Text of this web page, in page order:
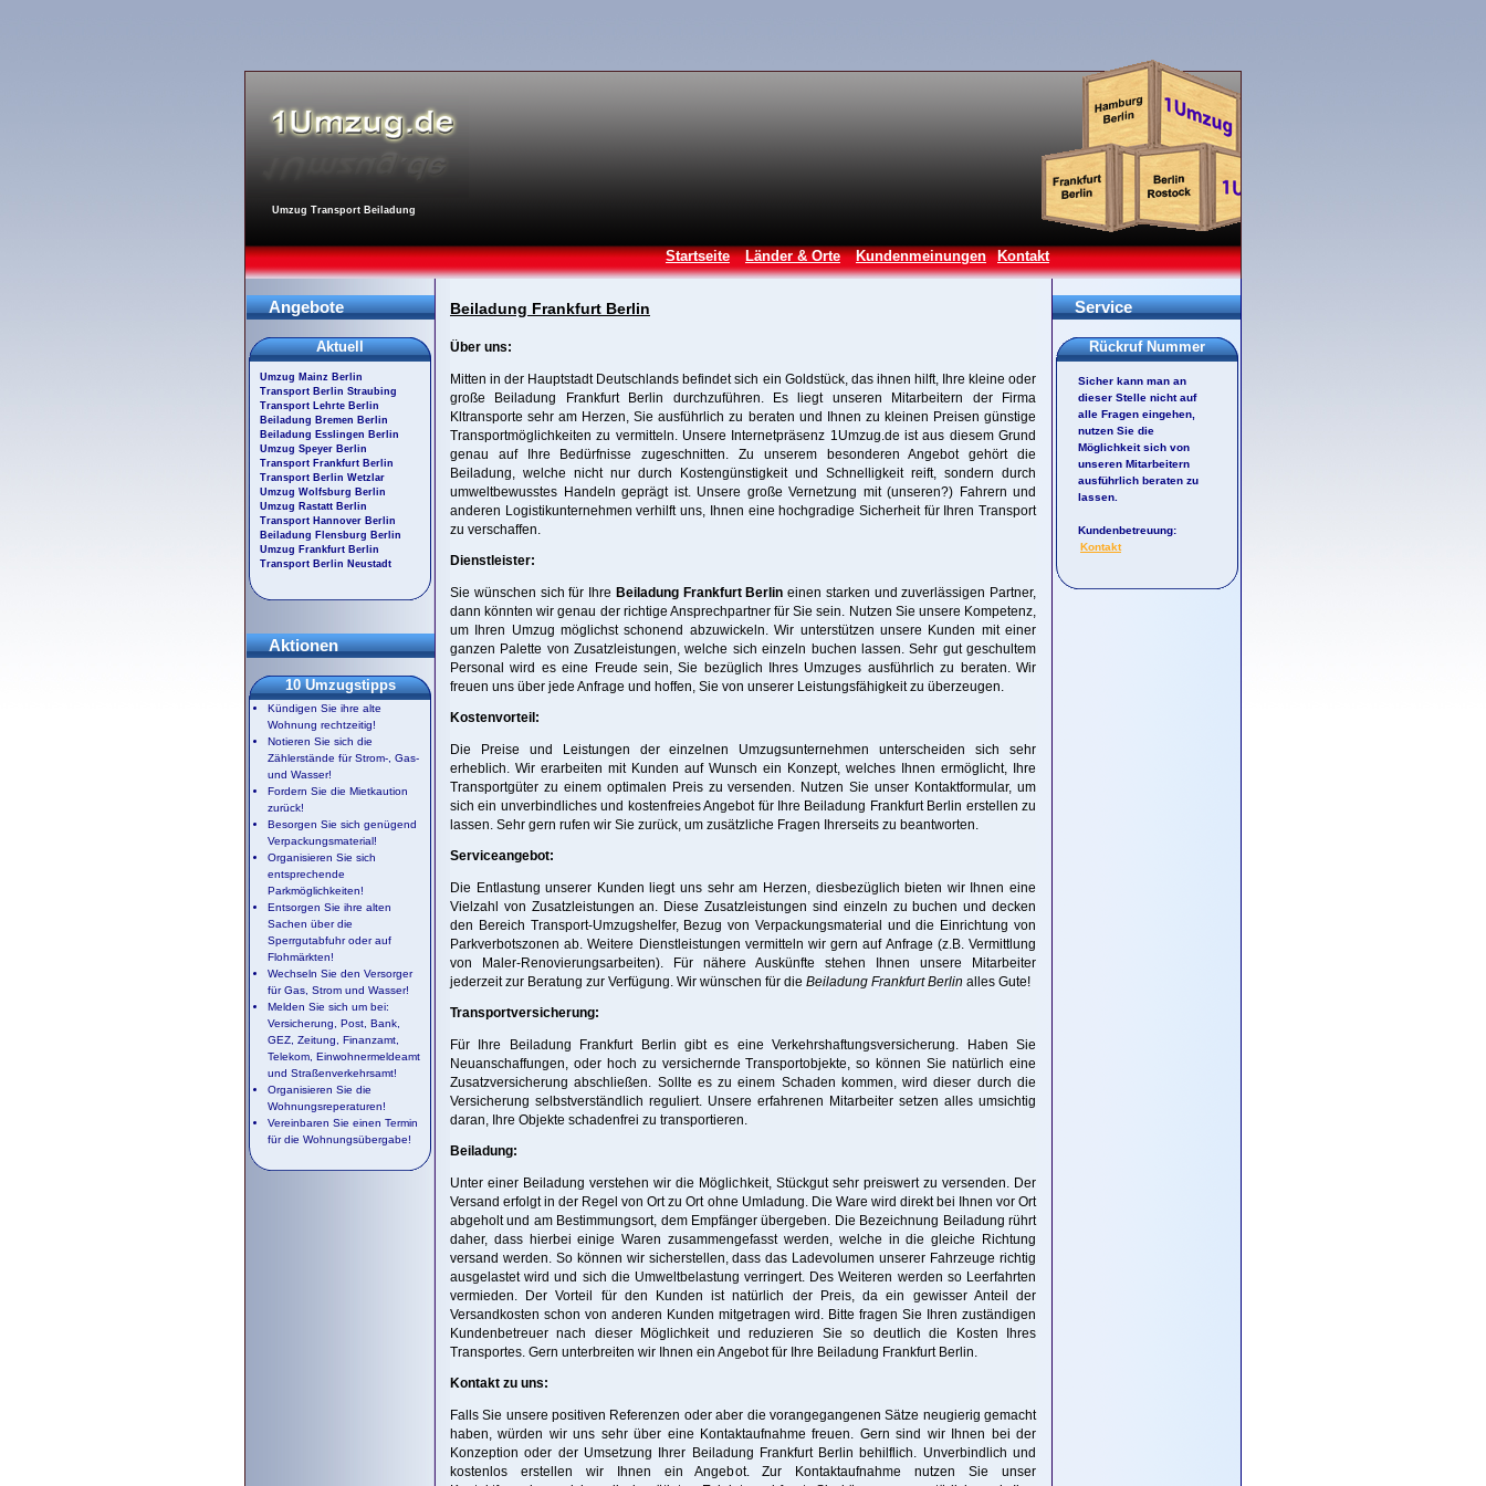
Umzug Transport Beiladung
Startseite Länder & Orte Kundenmeinungen Kontakt
Beiladung Frankfurt Berlin
Über uns:
Mitten in der Hauptstadt Deutschlands befindet sich ein Goldstück, das ihnen hilft, Ihre kleine oder
große Beiladung Frankfurt Berlin durchzuführen. Es liegt unseren Mitarbeitern der Firma
Kltransporte sehr am Herzen, Sie ausführlich zu beraten und Ihnen zu kleinen Preisen günstige
Transportmöglichkeiten zu vermitteln. Unsere Internetpräsenz 1Umzug.de ist aus diesem Grund
genau auf Ihre Bedürfnisse zugeschnitten. Zu unserem besonderen Angebot gehört die
Beiladung, welche nicht nur durch Kostengünstigkeit und Schnelligkeit reift, sondern durch
umweltbewusstes Handeln geprägt ist. Unsere große Vernetzung mit (unseren?) Fahrern und
anderen Logistikunternehmen verhilft uns, Ihnen eine hochgradige Sicherheit für Ihren Transport
zu verschaffen.
Dienstleister:
Sie wünschen sich für Ihre Beiladung Frankfurt Berlin einen starken und zuverlässigen Partner,
dann könnten wir genau der richtige Ansprechpartner für Sie sein. Nutzen Sie unsere Kompetenz,
um Ihren Umzug möglichst schonend abzuwickeln. Wir unterstützen unsere Kunden mit einer
ganzen Palette von Zusatzleistungen, welche sich einzeln buchen lassen. Sehr gut geschultem
Personal wird es eine Freude sein, Sie bezüglich Ihres Umzuges ausführlich zu beraten. Wir
freuen uns über jede Anfrage und hoffen, Sie von unserer Leistungsfähigkeit zu überzeugen.
Kostenvorteil:
Die Preise und Leistungen der einzelnen Umzugsunternehmen unterscheiden sich sehr
erheblich. Wir erarbeiten mit Kunden auf Wunsch ein Konzept, welches Ihnen ermöglicht, Ihre
Transportgüter zu einem optimalen Preis zu versenden. Nutzen Sie unser Kontaktformular, um
sich ein unverbindliches und kostenfreies Angebot für Ihre Beiladung Frankfurt Berlin erstellen zu
lassen. Sehr gern rufen wir Sie zurück, um zusätzliche Fragen Ihrerseits zu beantworten.
Serviceangebot:
Die Entlastung unserer Kunden liegt uns sehr am Herzen, diesbezüglich bieten wir Ihnen eine
Vielzahl von Zusatzleistungen an. Diese Zusatzleistungen sind einzeln zu buchen und decken
den Bereich Transport-Umzugshelfer, Bezug von Verpackungsmaterial und die Einrichtung von
Parkverbotszonen ab. Weitere Dienstleistungen vermitteln wir gern auf Anfrage (z.B. Vermittlung
von Maler-Renovierungsarbeiten). Für nähere Auskünfte stehen Ihnen unsere Mitarbeiter
jederzeit zur Beratung zur Verfügung. Wir wünschen für die Beiladung Frankfurt Berlin alles Gute!
Transportversicherung:
Für Ihre Beiladung Frankfurt Berlin gibt es eine Verkehrshaftungsversicherung. Haben Sie
Neuanschaffungen, oder hoch zu versichernde Transportobjekte, so können Sie natürlich eine
Zusatzversicherung abschließen. Sollte es zu einem Schaden kommen, wird dieser durch die
Versicherung selbstverständlich reguliert. Unsere erfahrenen Mitarbeiter setzen alles umsichtig
daran, Ihre Objekte schadenfrei zu transportieren.
Beiladung:
Unter einer Beiladung verstehen wir die Möglichkeit, Stückgut sehr preiswert zu versenden. Der
Versand erfolgt in der Regel von Ort zu Ort ohne Umladung. Die Ware wird direkt bei Ihnen vor Ort
abgeholt und am Bestimmungsort, dem Empfänger übergeben. Die Bezeichnung Beiladung rührt
daher, dass hierbei einige Waren zusammengefasst werden, welche in die gleiche Richtung
versand werden. So können wir sicherstellen, dass das Ladevolumen unserer Fahrzeuge richtig
ausgelastet wird und sich die Umweltbelastung verringert. Des Weiteren werden so Leerfahrten
vermieden. Der Vorteil für den Kunden ist natürlich der Preis, da ein gewisser Anteil der
Versandkosten schon von anderen Kunden mitgetragen wird. Bitte fragen Sie Ihren zuständigen
Kundenbetreuer nach dieser Möglichkeit und reduzieren Sie so deutlich die Kosten Ihres
Transportes. Gern unterbreiten wir Ihnen ein Angebot für Ihre Beiladung Frankfurt Berlin.
Kontakt zu uns:
Falls Sie unsere positiven Referenzen oder aber die vorangegangenen Sätze neugierig gemacht
haben, würden wir uns sehr über eine Kontaktaufnahme freuen. Gern sind wir Ihnen bei der
Konzeption oder der Umsetzung Ihrer Beiladung Frankfurt Berlin behilflich. Unverbindlich und
kostenlos erstellen wir Ihnen ein Angebot. Zur Kontaktaufnahme nutzen Sie unser
Service
Rückruf Nummer
Sicher kann man an
dieser Stelle nicht auf
alle Fragen eingehen,
nutzen Sie die
Möglichkeit sich von
unseren Mitarbeitern
ausführlich beraten zu
lassen.
Kundenbetreuung:
Kontakt
Angebote
Aktuell
Umzug Mainz Berlin
Transport Berlin Straubing
Transport Lehrte Berlin
Beiladung Bremen Berlin
Beiladung Esslingen Berlin
Umzug Speyer Berlin
Transport Frankfurt Berlin
Transport Berlin Wetzlar
Umzug Wolfsburg Berlin
Umzug Rastatt Berlin
Transport Hannover Berlin
Beiladung Flensburg Berlin
Umzug Frankfurt Berlin
Transport Berlin Neustadt
Aktionen
10 Umzugstipps
Kündigen Sie ihre alte
Wohnung rechtzeitig!
Notieren Sie sich die
Zählerstände für Strom-, Gas-
und Wasser!
Fordern Sie die Mietkaution
zurück!
Besorgen Sie sich genügend
Verpackungsmaterial!
Organisieren Sie sich
entsprechende
Parkmöglichkeiten!
Entsorgen Sie ihre alten
Sachen über die
Sperrgutabfuhr oder auf
Flohmärkten!
Wechseln Sie den Versorger
für Gas, Strom und Wasser!
Melden Sie sich um bei:
Versicherung, Post, Bank,
GEZ, Zeitung, Finanzamt,
Telekom, Einwohnermeldeamt
und Straßenverkehrsamt!
Organisieren Sie die
Wohnungsreperaturen!
Vereinbaren Sie einen Termin
für die Wohnungsübergabe!